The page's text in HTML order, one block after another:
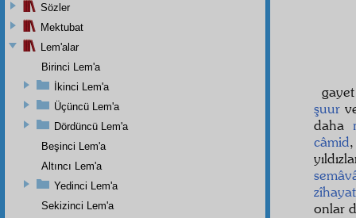
şuur
daha
câmid
zîhayat
onlar
Sözler
Mektubat
Lem'alar
Birinci Lem'a
İkinci Lem'a
Üçüncü Lem'a
Dördüncü Lem'a
Beşinci Lem'a
Altıncı Lem'a
Yedinci Lem'a
Sekizinci Lem'a